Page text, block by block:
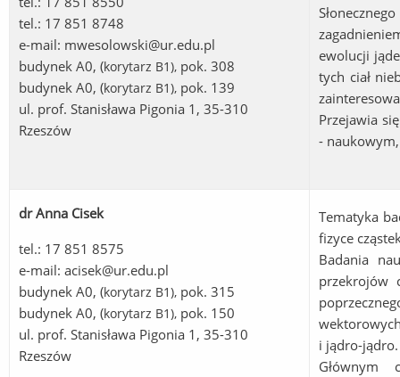
tel.: 17 851 8748
e-mail: mwesolowski@ur.edu.pl
budynek A0, (korytarz B1), pok. 308
budynek A0, (korytarz B1), pok. 139
ul. prof. Stanisława Pigonia 1, 35-310
Rzeszów
ewolucji
tych ciał
Przejawia
-
dr Anna Cisek
tel.: 17 851 8575
e-mail: acisek@ur.edu.pl
budynek A0, (korytarz B1), pok. 315
budynek A0, (korytarz B1), pok. 150
ul. prof. Stanisława Pigonia 1, 35-310
Rzeszów
Tematyka
fizyce
Badania
przekrojów
i jądro-jądro.
Głównym